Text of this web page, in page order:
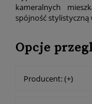
kameralnych
spójność stylistyczną
Opcje
Producent: (+)